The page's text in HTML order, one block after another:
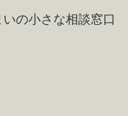
の小さな相談窓口